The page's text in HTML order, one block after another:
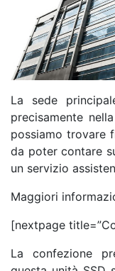
La sede
precisamente
possiamo trovare
da poter contare
un servizio
Maggiori
[nextpage
La confezione